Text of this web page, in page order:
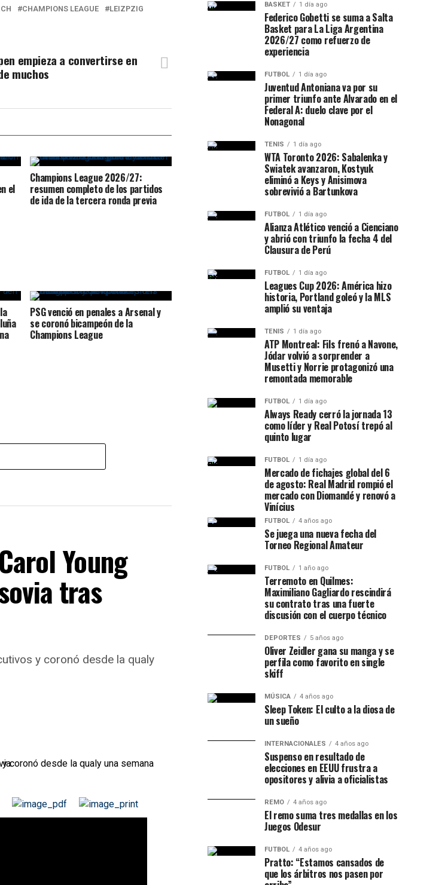
CHAMPIONS LEAGUE
LEIZPZIG
empieza a convertirse en
muchos
el
Champions League 2026/27:
resumen completo de los partidos
de ida de la tercera ronda previa
PSG venció en penales a Arsenal y
se coronó bicampeón de la
Champions League
Young
tras
y coronó desde la qualy
BASKET 1 día ago
Federico Gobetti se suma a Salta
Basket para La Liga Argentina
2026/27 como refuerzo de
experiencia
FUTBOL 1 día ago
Juventud Antoniana va por su
primer triunfo ante Alvarado en el
Federal A: duelo clave por el
Nonagonal
TENIS 1 día ago
WTA Toronto 2026: Sabalenka y
Swiatek avanzaron, Kostyuk
eliminó a Keys y Anisimova
sobrevivió a Bartunkova
FUTBOL 1 día ago
Alianza Atlético venció a Cienciano
y abrió con triunfo la fecha 4 del
Clausura de Perú
FUTBOL 1 día ago
Leagues Cup 2026: América hizo
historia, Portland goleó y la MLS
amplió su ventaja
TENIS 1 día ago
ATP Montreal: Fils frenó a Navone,
Jódar volvió a sorprender a
Musetti y Norrie protagonizó una
remontada memorable
FUTBOL 1 día ago
Always Ready cerró la jornada 13
como líder y Real Potosí trepó al
quinto lugar
FUTBOL 1 día ago
Mercado de fichajes global del 6
de agosto: Real Madrid rompió el
mercado con Diomandé y renovó a
Vinícius
FUTBOL 4 años ago
Se juega una nueva fecha del
Torneo Regional Amateur
FUTBOL 1 año ago
Terremoto en Quilmes:
Maximiliano Gagliardo rescindirá
su contrato tras una fuerte
discusión con el cuerpo técnico
DEPORTES 5 años ago
Oliver Zeidler gana su manga y se
perfila como favorito en single
skiff
MÚSICA 4 años ago
Sleep Token: El culto a la diosa de
un sueño
INTERNACIONALES 4 años ago
Suspenso en resultado de
elecciones en EEUU frustra a
opositores y alivia a oficialistas
REMO 4 años ago
El remo suma tres medallas en los
Juegos Odesur
FUTBOL 4 años ago
Pratto: “Estamos cansados de
que los árbitros nos pasen por